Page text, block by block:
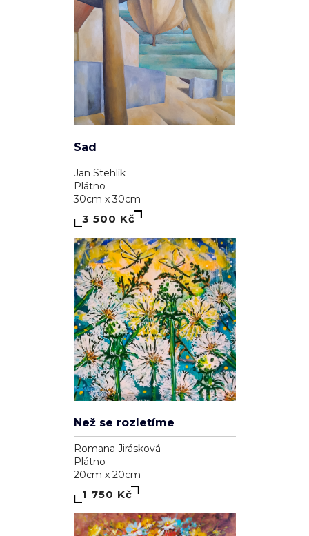
Sad
Jan Stehlík
Plátno
30cm x 30cm
3 500 Kč
Než se rozletíme
Romana Jirásková
Plátno
20cm x 20cm
1 750 Kč